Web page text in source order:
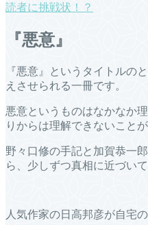
読者に挑戦状！？
『悪意』
『悪意』というタイトルの
えさせられる一冊です。
悪意というものはなかなか
りからは理解できないこと
野々口修の手記と加賀恭一
ら、少しずつ真相に近づいて
人気作家の日高邦彦が自宅